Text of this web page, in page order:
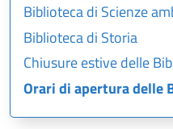
Biblioteca di Scienze
Biblioteca di Storia
Chiusure estive delle
Orari di apertura delle